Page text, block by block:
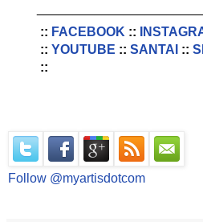
:: FACEBOOK ::
:: YOUTUBE :: SANTAI ::
::
Follow @myartisdotcom